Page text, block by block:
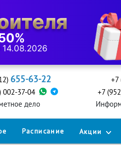
655-63-22
002-37-04
дело
+7
+7
Расписание Акции